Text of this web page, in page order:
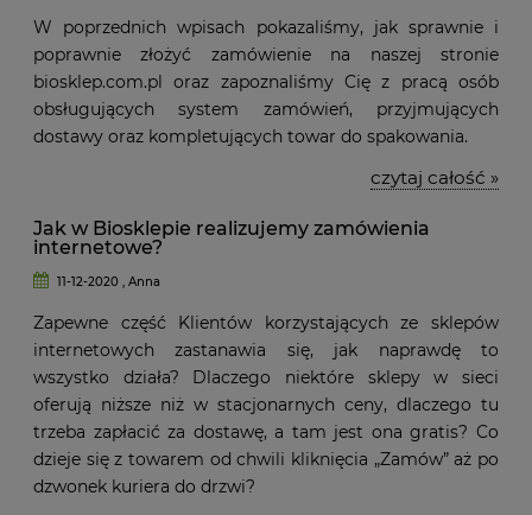
W poprzednich wpisach pokazaliśmy, jak sprawnie i
poprawnie złożyć zamówienie na naszej stronie
biosklep.com.pl oraz zapoznaliśmy Cię z pracą osób
obsługujących system zamówień, przyjmujących
dostawy oraz kompletujących towar do spakowania.
czytaj całość »
Jak w Biosklepie realizujemy zamówienia
internetowe?
11-12-2020 , Anna
Zapewne część Klientów korzystających ze sklepów
internetowych zastanawia się, jak naprawdę to
wszystko działa? Dlaczego niektóre sklepy w sieci
oferują niższe niż w stacjonarnych ceny, dlaczego tu
trzeba zapłacić za dostawę, a tam jest ona gratis? Co
dzieje się z towarem od chwili kliknięcia „Zamów” aż po
dzwonek kuriera do drzwi?